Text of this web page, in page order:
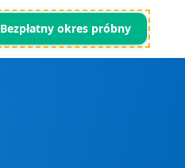
Bezpłatny okres próbny